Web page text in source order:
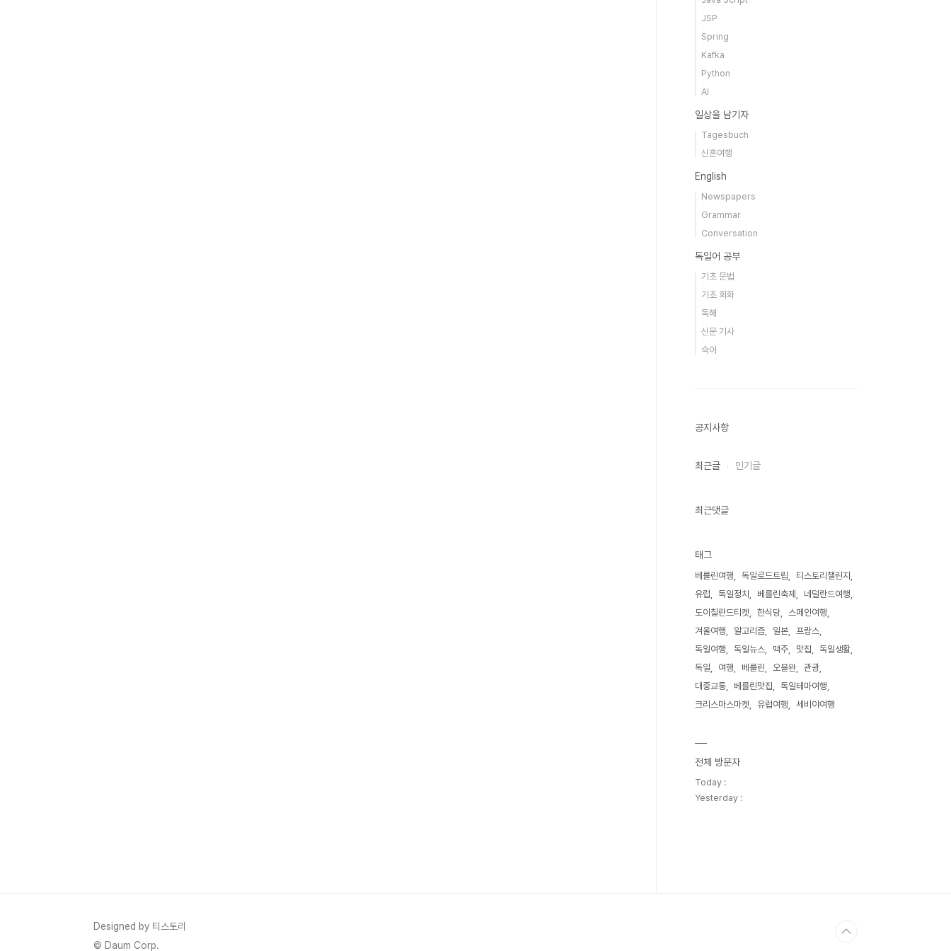
JSP
Spring
Kafka
Python
AI
일상을 남기자
Tagesbuch
신혼여행
English
Newspapers
Grammar
Conversation
독일어 공부
기초 문법
기초 회화
독해
신문 기사
숙어
공지사항
최근글 인기글
최근댓글
태그
베를린여행 독일로드트립
티스토리챌린지
유럽
독일정치 베를린축제
네덜란드여행
도이칠란드티켓
한식당
스페인여행
겨울여행
알고리즘 일본
프랑스
독일여행
독일뉴스 맥주 맛집
독일생활
독일
여행 베를린 오블완
관광
대중교통
베를린맛집
독일테마여행
크리스마스마켓
유럽여행 세비야여행
전체 방문자
Today :
Yesterday :
Designed by 티스토리
© Daum Corp.